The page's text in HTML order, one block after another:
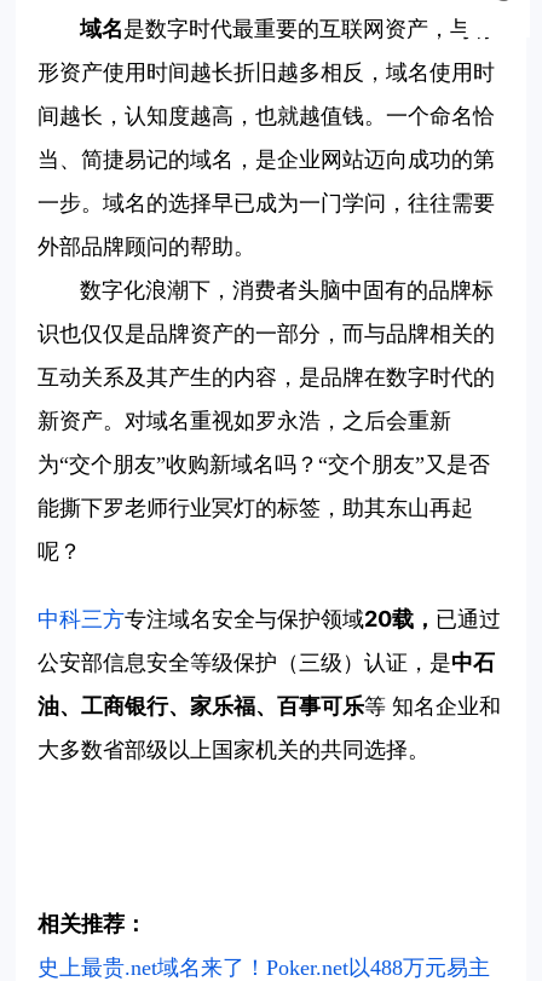
域名是数字时代最重要的互联网资产，与有
形资产使用时间越长折旧越多相反，域名使用时
间越长，认知度越高，也就越值钱。一个命名恰
当、简捷易记的域名，是企业网站迈向成功的第
一步。域名的选择早已成为一门学问，往往需要
外部品牌顾问的帮助。
数字化浪潮下，消费者头脑中固有的品牌标
识也仅仅是品牌资产的一部分，而与品牌相关的
互动关系及其产生的内容，是品牌在数字时代的
新资产。对域名重视如罗永浩，之后会重新
为“交个朋友”收购新域名吗？“交个朋友”又是否
能撕下罗老师行业冥灯的标签，助其东山再起
呢？
中科三方专注域名安全与保护领域20载， 已通过
公安部信息安全等级保护（三级）认证， 是中石
油、工商银行、家乐福、百事可乐等 知名企业和
大多数省部级以上国家机关的共同选择。
相关推荐：
史上最贵.net域名来了！Poker.net以488万元易主